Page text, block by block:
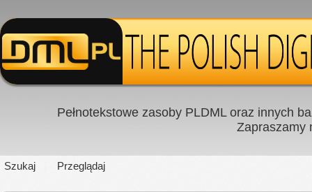
Pełnotekstowe zasoby PLDML oraz innych
Zapraszamy
Szukaj Przeglądaj